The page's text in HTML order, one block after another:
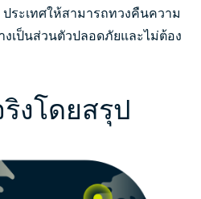
ประเทศให้สามารถทวงคืนความ
เป็นส่วนตัวปลอดภัยและไม่ต้อง
งโดยสรุป